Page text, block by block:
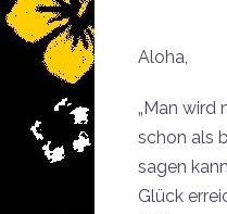
Aloha,
„Man wird
schon als
sagen
Glück